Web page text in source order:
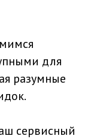
для
разумные
сервисный